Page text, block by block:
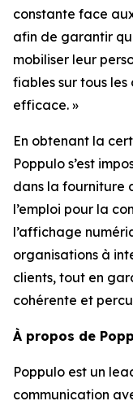
constante face
afin de garantir
mobiliser leur
fiables sur tous
efficace. »
En obtenant la
Poppulo s’est
dans la fourniture
l’emploi pour la
l’affichage
organisations à
clients, tout en
cohérente et
À propos de
Poppulo est un
communication